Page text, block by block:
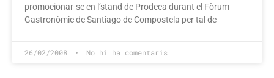
promocionar-se en l’stand de Prodeca durant el Fòrum
Gastronòmic de Santiago de Compostela per tal de
26/02/2008 No hi ha comentaris